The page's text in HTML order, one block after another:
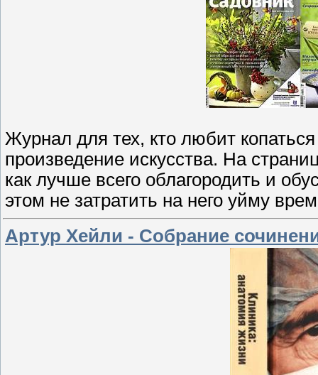
Журнал для тех, кто любит
произведение искусства. На
как лучше всего облагородить и
этом не затратить на него уйму
Артур Хейли - Собрание